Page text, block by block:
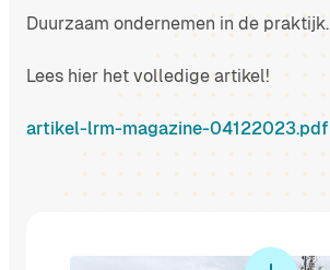
Duurzaam ondernemen in de praktijk.
Lees hier het volledige artikel!
artikel-lrm-magazine-04122023.pdf